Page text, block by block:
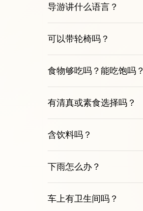
导游讲什么语言？
可以带轮椅吗？
食物够吃吗？能吃饱吗？
有清真或素食选择吗？
含饮料吗？
下雨怎么办？
车上有卫生间吗？